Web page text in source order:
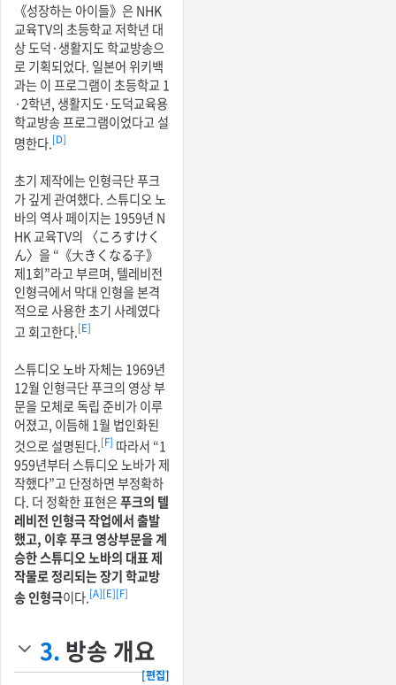
《성장하는 아이들》은 NHK
교육TV의 초등학교 저학년 대
상 도덕·생활지도 학교방송으
로 기획되었다. 일본어 위키백
과는 이 프로그램이 초등학교 1
·2학년, 생활지도·도덕교육용
학교방송 프로그램이었다고 설
명한다.[D]
초기 제작에는 인형극단 푸크
가 깊게 관여했다. 스튜디오 노
바의 역사 페이지는 1959년 N
HK 교육TV의 〈ころすけく
ん〉을 “《大きくなる子》
제1회”라고 부르며, 텔레비전
인형극에서 막대 인형을 본격
적으로 사용한 초기 사례였다
고 회고한다.[E]
스튜디오 노바 자체는 1969년
12월 인형극단 푸크의 영상 부
문을 모체로 독립 준비가 이루
어졌고, 이듬해 1월 법인화된
것으로 설명된다.[F] 따라서 “1
959년부터 스튜디오 노바가 제
작했다”고 단정하면 부정확하
다. 더 정확한 표현은푸크의 텔
레비전 인형극 작업에서 출발
했고, 이후 푸크 영상부문을 계
승한 스튜디오 노바의 대표 제
작물로 정리되는 장기 학교방
송 인형극이다.[A][E][F]
3. 방송 개요
[편집]